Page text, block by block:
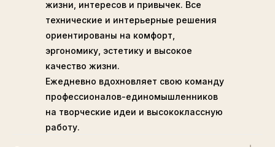
жизни, интересов и привычек. Все
технические и интерьерные решения
ориентированы на комфорт,
эргономику, эстетику и высокое
качество жизни.
Ежедневно вдохновляет свою команду
профессионалов-единомышленников
на творческие идеи и высококлассную
работу.